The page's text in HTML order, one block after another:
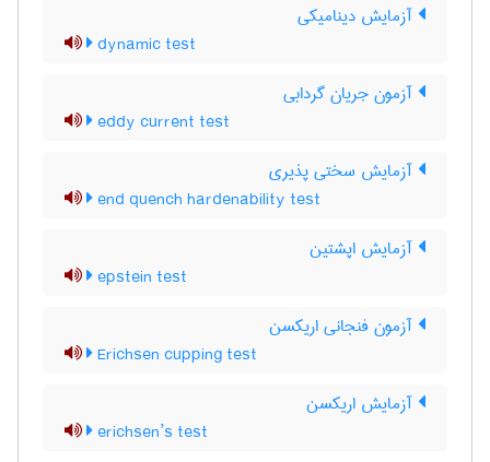
آزمایش دینامیکی
dynamic test
آزمون جریان گردابی
eddy current test
آزمایش سختی پذیری
end quench hardenability test
آزمایش اپشتین
epstein test
آزمون فنجانی اریکسن
Erichsen cupping test
آزمایش اریکسن
erichsen’s test